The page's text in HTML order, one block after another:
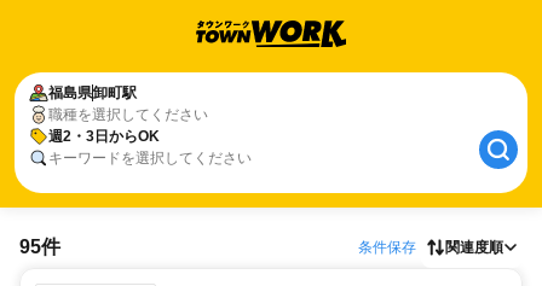
福島県卸町駅
職種を選択してください
週2・3日からOK
キーワードを選択してください
95件 条件保存 関連度順